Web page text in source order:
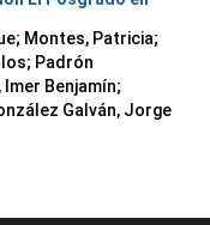
; Montes, Patricia;
; Padrón
Benjamín;
Galván, Jorge